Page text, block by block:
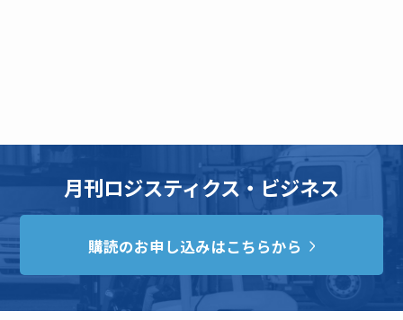
月刊ロジスティクス・ビジネス
購読のお申し込みはこちらから